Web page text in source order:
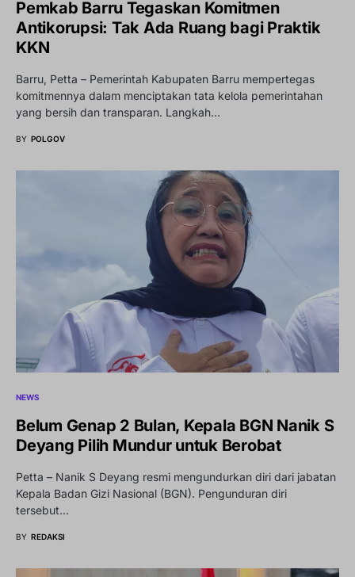
Pemkab Barru Tegaskan Komitmen
Antikorupsi: Tak Ada Ruang bagi Praktik
KKN
Barru, Petta – Pemerintah Kabupaten Barru mempertegas
komitmennya dalam menciptakan tata kelola pemerintahan
yang bersih dan transparan. Langkah…
BY POLGOV
NEWS
Belum Genap 2 Bulan, Kepala BGN Nanik S
Deyang Pilih Mundur untuk Berobat
Petta – Nanik S Deyang resmi mengundurkan diri dari jabatan
Kepala Badan Gizi Nasional (BGN). Pengunduran diri
tersebut…
BY REDAKSI